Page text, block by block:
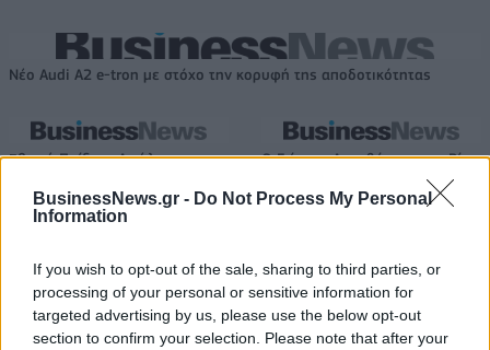
BusinessNews.gr - Do Not Process My Personal
Information
If you wish to opt-out of the sale, sharing to third parties, or
processing of your personal or sensitive information for
targeted advertising by us, please use the below opt-out
section to confirm your selection. Please note that after your
Νέο Audi A2 e-tron με στόχο την κορυφή της αποδοτικότητας
Εθνική Παίδων: Απώλεσε
έχασε 84-89 από το Ισραήλ
Ο Γιάννης Αγραβάνης στον Βίκο
Ελληνική Αναπτυξιακή Τράπεζα: Με «προίκα» 2 δισ. ευρώ ανοίγει
δρόμο για δάνεια έως 5 δισ. σε μικρομεσαίες